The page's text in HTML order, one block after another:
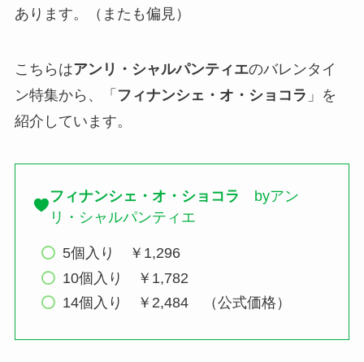
あります。（またも偏見）
こちらはアンリ・シャルパンティエのバレンタイ
ン特集から、「 フィナンシェ・オ・ショコラ 」を
紹介しています。
フィナンシェ・オ・ショコラ byアン
リ・シャルパンティエ
5個入り ￥1,296
10個入り ￥1,782
14個入り ￥2,484 （公式価格）